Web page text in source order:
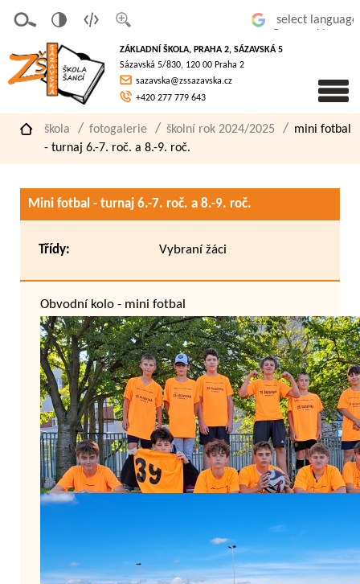
písmo
á
verze
pro
slaboz
raké
ZÁKLADNÍ ŠKOLA, PRAHA 2, SÁZAVSKÁ 5
Sázavská 5/830, 120 00 Praha 2
sazavska@zssazavska.cz
+420 277 779 643
škola fotogalerie školní rok 2024/2025
mini fotbal
- turnaj 6.-7. roč. a 8.-9. roč.
Mini fotbal - turnaj 6.-7. roč. a 8.-9. roč.
Třídy: Vybraní žáci
Obvodní kolo - mini fotbal